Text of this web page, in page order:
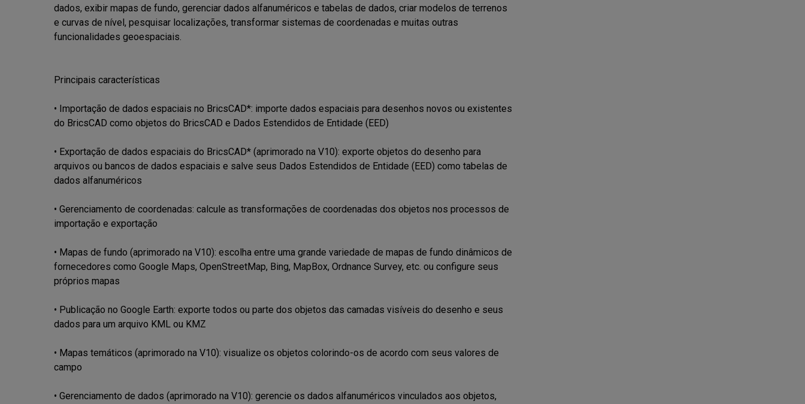
dados, exibir mapas de fundo, gerenciar dados alfanuméricos e tabelas de dados, criar modelos de terrenos
e curvas de nível, pesquisar localizações, transformar sistemas de coordenadas e muitas outras
funcionalidades geoespaciais.
Principais características
• Importação de dados espaciais no BricsCAD*: importe dados espaciais para desenhos novos ou existentes
do BricsCAD como objetos do BricsCAD e Dados Estendidos de Entidade (EED)
• Exportação de dados espaciais do BricsCAD* (aprimorado na V10): exporte objetos do desenho para
arquivos ou bancos de dados espaciais e salve seus Dados Estendidos de Entidade (EED) como tabelas de
dados alfanuméricos
• Gerenciamento de coordenadas: calcule as transformações de coordenadas dos objetos nos processos de
importação e exportação
• Mapas de fundo (aprimorado na V10): escolha entre uma grande variedade de mapas de fundo dinâmicos de
fornecedores como Google Maps, OpenStreetMap, Bing, MapBox, Ordnance Survey, etc. ou configure seus
próprios mapas
• Publicação no Google Earth: exporte todos ou parte dos objetos das camadas visíveis do desenho e seus
dados para um arquivo KML ou KMZ
• Mapas temáticos (aprimorado na V10): visualize os objetos colorindo-os de acordo com seus valores de
campo
• Gerenciamento de dados (aprimorado na V10): gerencie os dados alfanuméricos vinculados aos objetos,